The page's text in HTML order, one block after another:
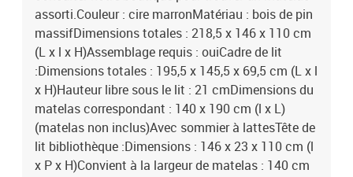
assorti.Couleur : cire marronMatériau : bois de pin
massifDimensions totales : 218,5 x 146 x 110 cm
(L x l x H)Assemblage requis : ouiCadre de lit
:Dimensions totales : 195,5 x 145,5 x 69,5 cm (L x l
x H)Hauteur libre sous le lit : 21 cmDimensions du
matelas correspondant : 140 x 190 cm (l x L)
(matelas non inclus)Avec sommier à lattesTête de
lit bibliothèque :Dimensions : 146 x 23 x 110 cm (l
x P x H)Convient à la largeur de matelas : 140 cm